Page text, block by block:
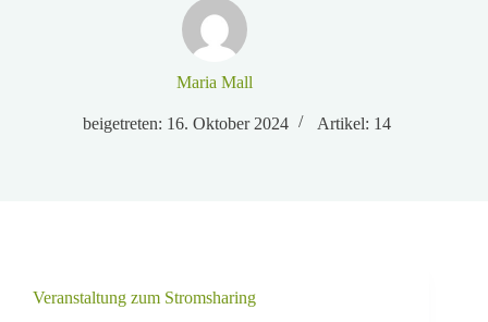
Maria Mall
beigetreten: 16. Oktober 2024 Artikel: 14
Veranstaltung zum Stromsharing